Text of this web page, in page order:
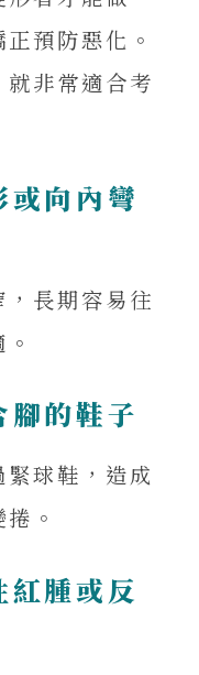
預防惡化。
非常適合考
向內彎
長期容易往
的鞋子
球鞋，造成
。
腫或反